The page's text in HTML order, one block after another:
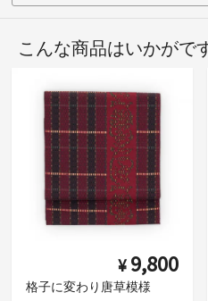
こんな商品はいかがで
¥ 9,800
格子に変わり唐草模様